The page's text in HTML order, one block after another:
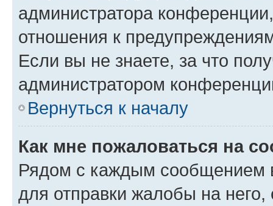
администратора
отношения к
Если вы не знаете, за что
администратором
Вернуться к началу
Как мне пожаловаться на
Рядом с каждым сообщением
для отправки жалобы на